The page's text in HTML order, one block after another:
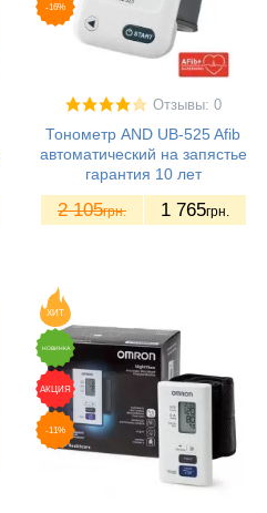
-16%
Отзывы: 0
Тонометр AND UB-525 Afib
автоматический на запястье
гарантия 10 лет
2 105грн. 1 765грн.
ХИТ
НОВИНКА
АКЦИЯ
-11%